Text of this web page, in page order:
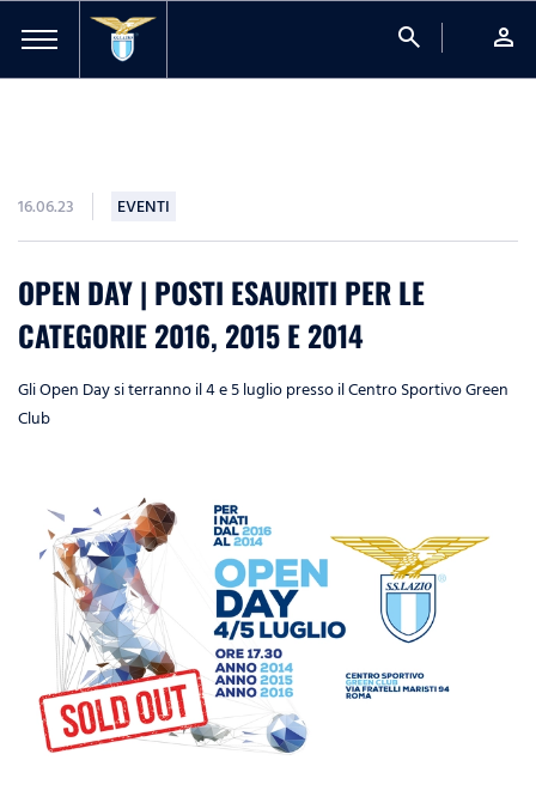
search person
16.06.23 EVENTI
OPEN DAY | POSTI ESAURITI PER LE
CATEGORIE 2016, 2015 E 2014
Gli Open Day si terranno il 4 e 5 luglio presso il Centro Sportivo Green
Club